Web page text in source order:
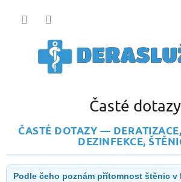
Časté dotazy
ČASTÉ DOTAZY —
DEZINFEKCE,
Podle čeho poznám přítomnost štěnic v